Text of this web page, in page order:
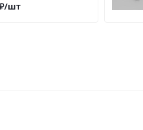
/шт